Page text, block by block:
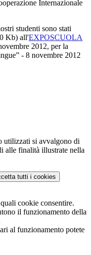
Internazionale
studenti sono stati
Kb) all'EXPOSCUOLA
2012, per la
- 8 novembre 2012
utilizzati si avvalgono di
alle finalità illustrate nella
tutti i cookies
cookie consentire.
il funzionamento della
al funzionamento potete